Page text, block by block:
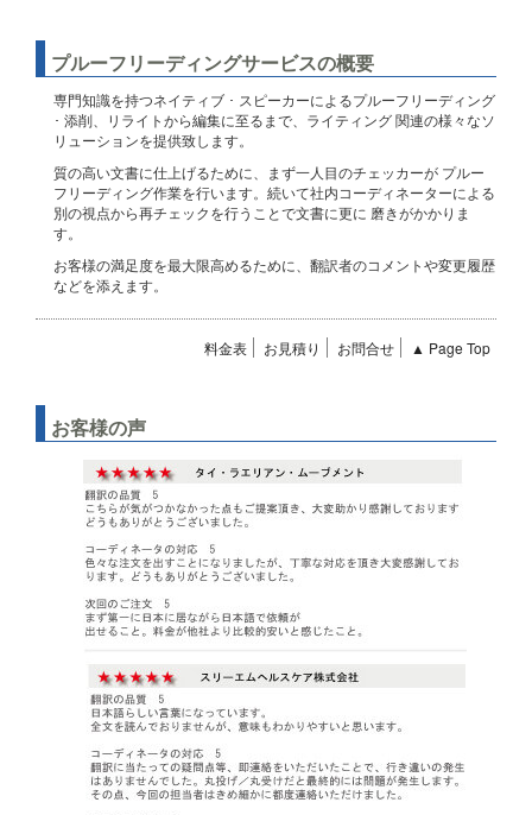
プルーフリーディングサービスの概要
専門知識を持つネイティブ ･ スピーカーによるプルーフリーディング
･ 添削、リライトから編集に至るまで、ライティング 関連の様々なソ
リューションを提供致します。
質の高い文書に仕上げるために、まず一人目のチェッカーが プルー
フリーディング作業を行います。続いて社内コーディネーターによる
別の視点から再チェックを行うことで文書に更に 磨きがかかりま
す。
お客様の満足度を最大限高めるために、翻訳者のコメントや変更履歴
などを添えます。
料金表 お見積り お問合せ ▲ Page Top
お客様の声